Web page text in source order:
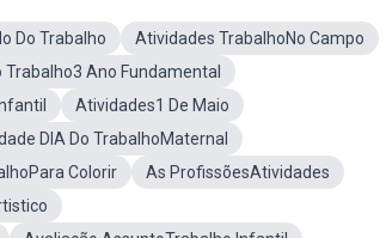
Do Trabalho
Atividades TrabalhoNo Campo
Trabalho3 Ano Fundamental
Atividades1 De Maio
DIA Do TrabalhoMaternal
Colorir
As ProfissõesAtividades